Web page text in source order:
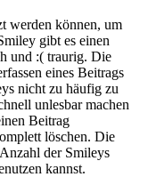
werden können, um
gibt es einen
und :( traurig. Die
eines Beitrags
nicht zu häufig zu
unlesbar machen
Beitrag
löschen. Die
der Smileys
kannst.